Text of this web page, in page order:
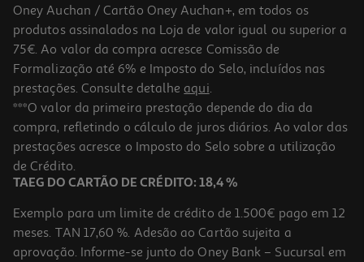
3.0
Liquidificadora Haier I-Master Série 5 Hbl5b2 011 1200w Com 6
Lâminas E Auto Clean
169.99 €/un
169,99 €
Oney Auchan / Cartão Oney Auchan+, em todos os
produtos assinalados na Loja de valor igual ou superior a
75€. Ao valor da compra acresce Comissão de
Formalização até 6% e Imposto do Selo, incluídos nas
prestações. Consulte detalhe aqui.
***O valor da primeira prestação depende do dia da
compra, refletindo o cálculo de juros diários. Ao valor das
prestações acresce o Imposto do Selo sobre a utilização
de Crédito.
TAEG DO CARTÃO DE CRÉDITO: 18,4 %
Exemplo para um limite de crédito de 1.500€ pago em 12
meses. TAN 17,60 %. Adesão ao Cartão sujeita a
aprovação. Informe-se junto do Oney Bank – Sucursal em